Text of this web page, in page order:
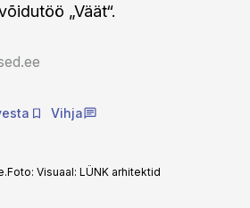
„Väät“.
Vihja
Foto: Visuaal: LÜNK arhitektid